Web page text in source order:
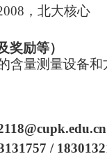
，北大核心
奖励等）
含量测量设备和
/